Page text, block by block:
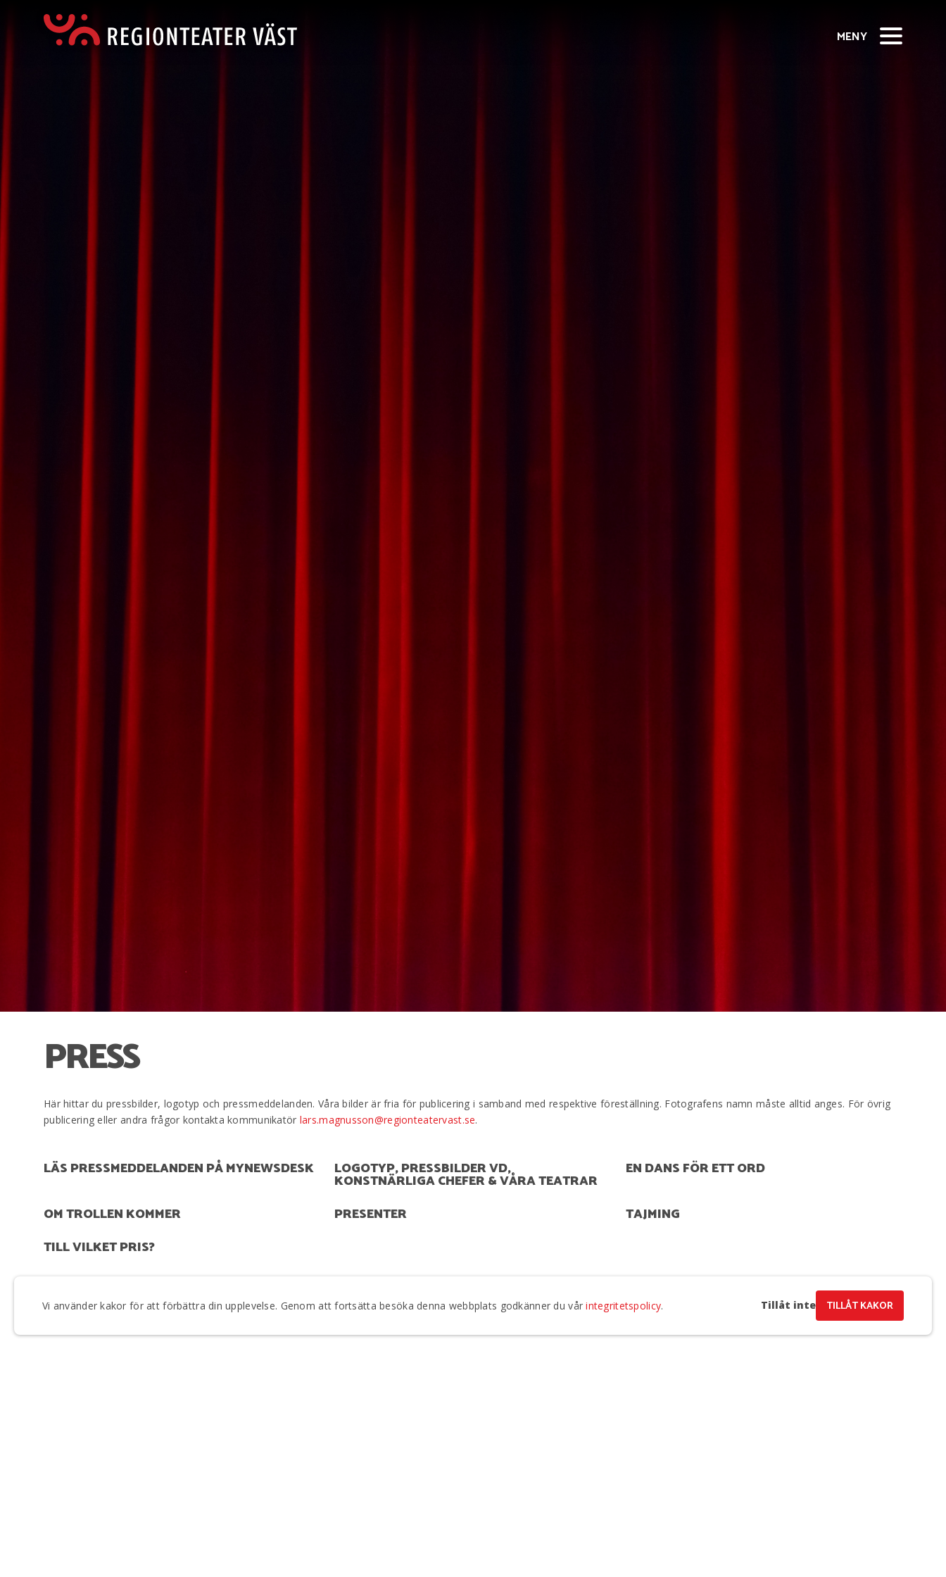
PRESS
Här hittar du pressbilder, logotyp och pressmeddelanden. Våra bilder är fria för publicering i samband med respektive föreställning. Fotografens namn måste alltid anges. För övrig
publicering eller andra frågor kontakta kommunikatör lars.magnusson@regionteatervast.se.
LÄS PRESSMEDDELANDEN PÅ MYNEWSDESK LOGOTYP, PRESSBILDER VD,
KONSTNÄRLIGA CHEFER & VÅRA TEATRAR
EN DANS FÖR ETT ORD
OM TROLLEN KOMMER PRESENTER
TAJMING
TILL VILKET PRIS?
Vi använder kakor för att förbättra din upplevelse. Genom att fortsätta besöka denna webbplats godkänner du vårintegritetspolicy. Tillåt inte TILLÅT KAKOR